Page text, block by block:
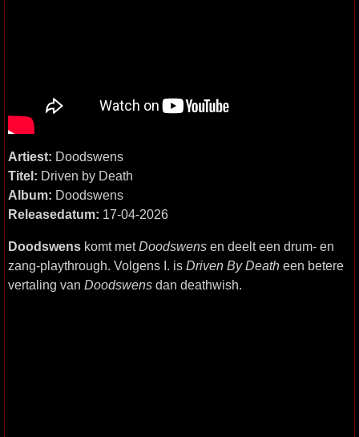
Artiest: Doodswens
Titel: Driven by Death
Album: Doodswens
Releasedatum: 17-04-2026
Doodswens komt metDoodswens en deelt een drum- en
zang-playthrough. Volgens I. is Driven By Death een betere
vertaling van Doodswens dan deathwish.